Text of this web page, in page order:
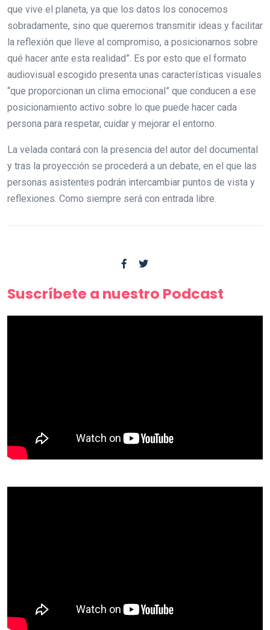
que vive el planeta, ya que los datos los conocemos
sobradamente, sino que queremos transmitir ideas y facilitar
la reflexión que lleve al compromiso, a posicionarnos sobre
qué hacer ante esta realidad”. Es por esto que el formato
audiovisual escogido presenta unas características visuales
“que proporcionan un clima emocional” que conducen a ese
posicionamiento activo sobre lo que puede hacer cada
persona para respetar, cuidar y mejorar el entorno.
La velada contará con la presencia del autor del documental
y tras la proyección se procederá a un debate, en el que las
personas asistentes podrán intercambiar puntos de vista y
reflexiones. Como siempre será con entrada libre.
Suscríbete a nuestro Podcast